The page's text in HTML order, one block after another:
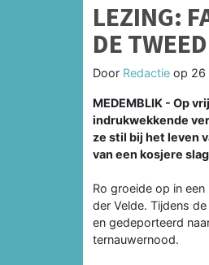
LEZING:
DE
Door Redactie op 26
MEDEMBLIK - Op
indrukwekkende
ze stil bij het leven
van een kosjere
Ro groeide op in
der Velde. Tijdens
en gedeporteerd
ternauwernood.